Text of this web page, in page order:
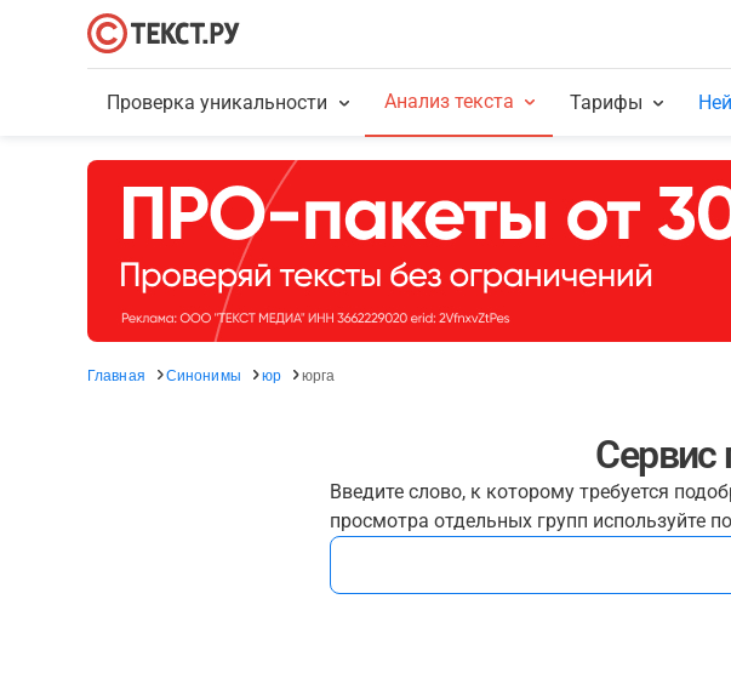
Проверка уникальности Анализ текста Тарифы
Главная Синонимы юр юрга
Сервис
Введите слово, к которому требуется
просмотра отдельных групп используйте